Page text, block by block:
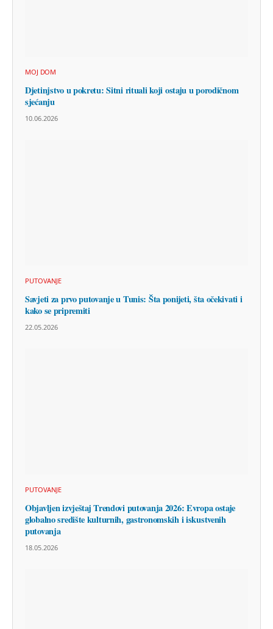
MOJ DOM
Djetinjstvo u pokretu: Sitni rituali koji ostaju u porodičnom
sjećanju
10.06.2026
PUTOVANJE
Savjeti za prvo putovanje u Tunis: Šta ponijeti, šta očekivati i
kako se pripremiti
22.05.2026
PUTOVANJE
Objavljen izvještaj Trendovi putovanja 2026: Evropa ostaje
globalno središte kulturnih, gastronomskih i iskustvenih
putovanja
18.05.2026